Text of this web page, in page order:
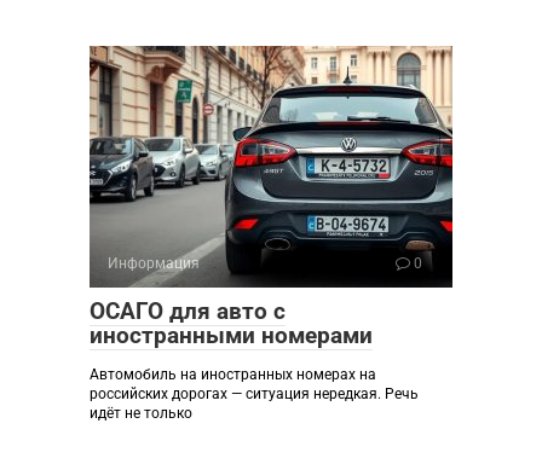
Информация 0
ОСАГО для авто с
иностранными номерами
Автомобиль на иностранных номерах на
российских дорогах — ситуация нередкая. Речь
идёт не только